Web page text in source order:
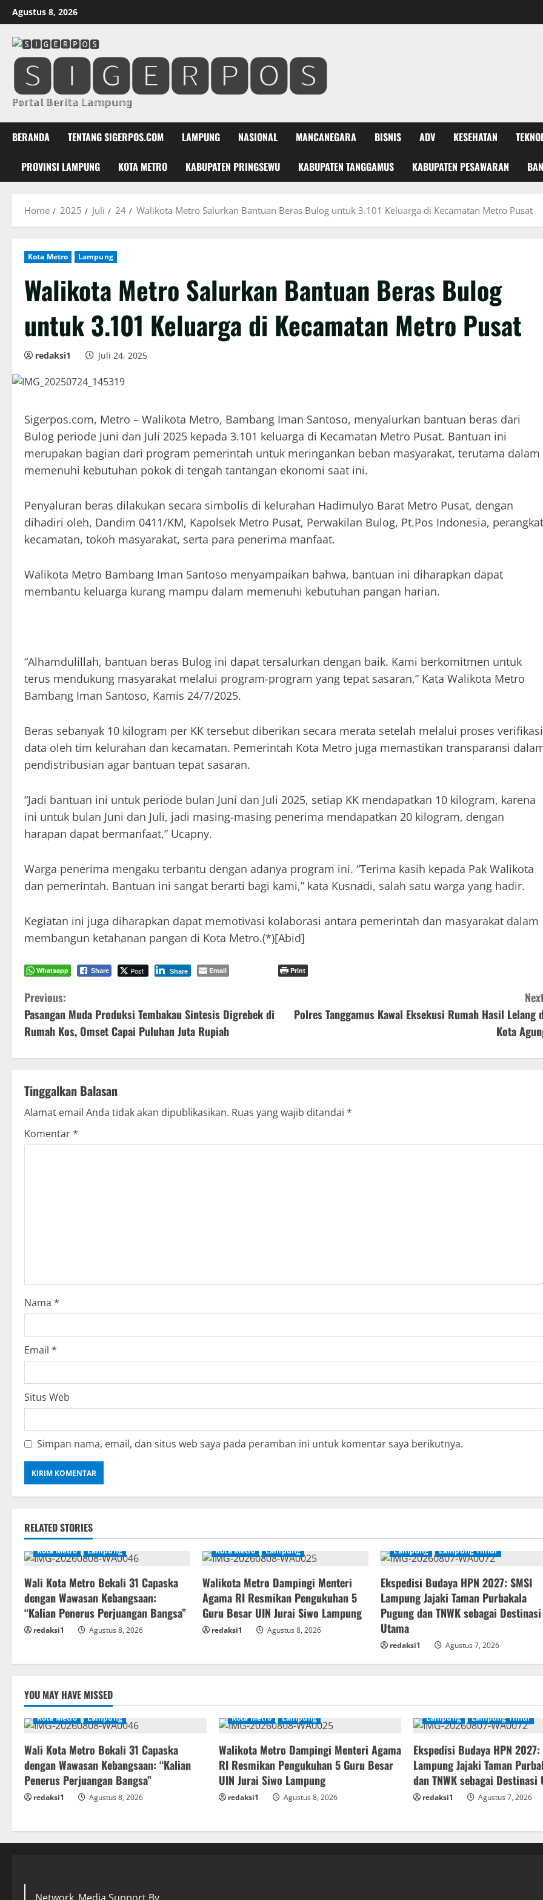
Skip
to
content
Agustus 8, 2026
🆂🅸🅶🅴🆁🅿🅾🆂
ℙ𝕠𝕣𝕥𝕒𝕝 𝔹𝕖𝕣𝕚𝕥𝕒 𝕃𝕒𝕞𝕡𝕦𝕟𝕘
BERANDA TENTANG SIGERPOS.COM LAMPUNG NASIONAL MANCANEGARA BISNIS ADV KESEHATAN
PROVINSI LAMPUNG KOTA METRO KABUPATEN PRINGSEWU KABUPATEN TANGGAMUS KABUPATEN PESAWARAN
Home 2025 Juli 24 Walikota Metro Salurkan Bantuan Beras Bulog untuk 3.101 Keluarga di Kecamatan Metro Pusat
Kota Metro Lampung
Walikota Metro Salurkan Bantuan Beras Bulog
untuk 3.101 Keluarga di Kecamatan Metro Pusat
redaksi1 Juli 24, 2025
Sigerpos.com, Metro – Walikota Metro, Bambang Iman Santoso, menyalurkan bantuan beras dari
Bulog periode Juni dan Juli 2025 kepada 3.101 keluarga di Kecamatan Metro Pusat. Bantuan ini
merupakan bagian dari program pemerintah untuk meringankan beban masyarakat, terutama dalam
memenuhi kebutuhan pokok di tengah tantangan ekonomi saat ini.
Penyaluran beras dilakukan secara simbolis di kelurahan Hadimulyo Barat Metro Pusat, dengan
dihadiri oleh, Dandim 0411/KM, Kapolsek Metro Pusat, Perwakilan Bulog, Pt.Pos Indonesia, perangkat
kecamatan, tokoh masyarakat, serta para penerima manfaat.
Walikota Metro Bambang Iman Santoso menyampaikan bahwa, bantuan ini diharapkan dapat
membantu keluarga kurang mampu dalam memenuhi kebutuhan pangan harian.
“Alhamdulillah, bantuan beras Bulog ini dapat tersalurkan dengan baik. Kami berkomitmen untuk
terus mendukung masyarakat melalui program-program yang tepat sasaran,” Kata Walikota Metro
Bambang Iman Santoso, Kamis 24/7/2025.
Beras sebanyak 10 kilogram per KK tersebut diberikan secara merata setelah melalui proses verifikasi
data oleh tim kelurahan dan kecamatan. Pemerintah Kota Metro juga memastikan transparansi
pendistribusian agar bantuan tepat sasaran.
“Jadi bantuan ini untuk periode bulan Juni dan Juli 2025, setiap KK mendapatkan 10 kilogram, karena
ini untuk bulan Juni dan Juli, jadi masing-masing penerima mendapatkan 20 kilogram, dengan
harapan dapat bermanfaat,” Ucapny.
Warga penerima mengaku terbantu dengan adanya program ini. “Terima kasih kepada Pak Walikota
dan pemerintah. Bantuan ini sangat berarti bagi kami,” kata Kusnadi, salah satu warga yang hadir.
Kegiatan ini juga diharapkan dapat memotivasi kolaborasi antara pemerintah dan masyarakat dalam
membangun ketahanan pangan di Kota Metro.(*)[Abid]
Whatsapp Share Post Share Email Print
C
o
n
i
n
u
d
i
n
g
Previous:
Pasangan Muda Produksi Tembakau Sintesis Digrebek di
Rumah Kos, Omset Capai Puluhan Juta Rupiah
Polres Tanggamus Kawal Eksekusi Rumah Hasil Lelang
Kota
Tinggalkan Balasan
Alamat email Anda tidak akan dipublikasikan. Ruas yang wajib ditandai *
Komentar*
Nama *
Email *
Situs Web
Simpan nama, email, dan situs web saya pada peramban ini untuk komentar saya berikutnya.
RELATED STORIES
Kota Metro Lampung
Wali Kota Metro Bekali 31 Capaska
dengan Wawasan Kebangsaan:
“Kalian Penerus Perjuangan Bangsa”
redaksi1 Agustus 8, 2026
Kota Metro Lampung
Walikota Metro Dampingi Menteri
Agama RI Resmikan Pengukuhan 5
Guru Besar UIN Jurai Siwo Lampung
redaksi1 Agustus 8, 2026
Lampung Lampung Timur
Ekspedisi Budaya HPN 2027: SMSI
Lampung Jajaki Taman Purbakala
Pugung dan TNWK sebagai Destinasi
Utama
redaksi1 Agustus 7, 2026
YOU MAY HAVE MISSED
Kota Metro Lampung
Wali Kota Metro Bekali 31 Capaska
dengan Wawasan Kebangsaan: “Kalian
Penerus Perjuangan Bangsa”
redaksi1 Agustus 8, 2026
Kota Metro Lampung
Walikota Metro Dampingi Menteri Agama
RI Resmikan Pengukuhan 5 Guru Besar
UIN Jurai Siwo Lampung
redaksi1 Agustus 8, 2026
Lampung Lampung Timur
Ekspedisi Budaya HPN 2027:
Lampung Jajaki Taman
dan TNWK sebagai Destinasi
redaksi1 Agustus 7, 2026